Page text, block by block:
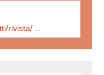
https://www.inuedizioni.com/it/prodotti/rivista/n-325-urbanistica-informazioni-gennaio-%E2%80%93-febbraio-2026